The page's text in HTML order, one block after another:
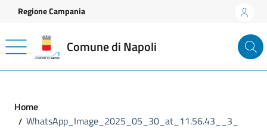
Vai ai contenuti
Vai al footer
Regione Campania
Comune di Napoli
Home
WhatsApp_Image_2025_05_30_at_11.56.43__3_